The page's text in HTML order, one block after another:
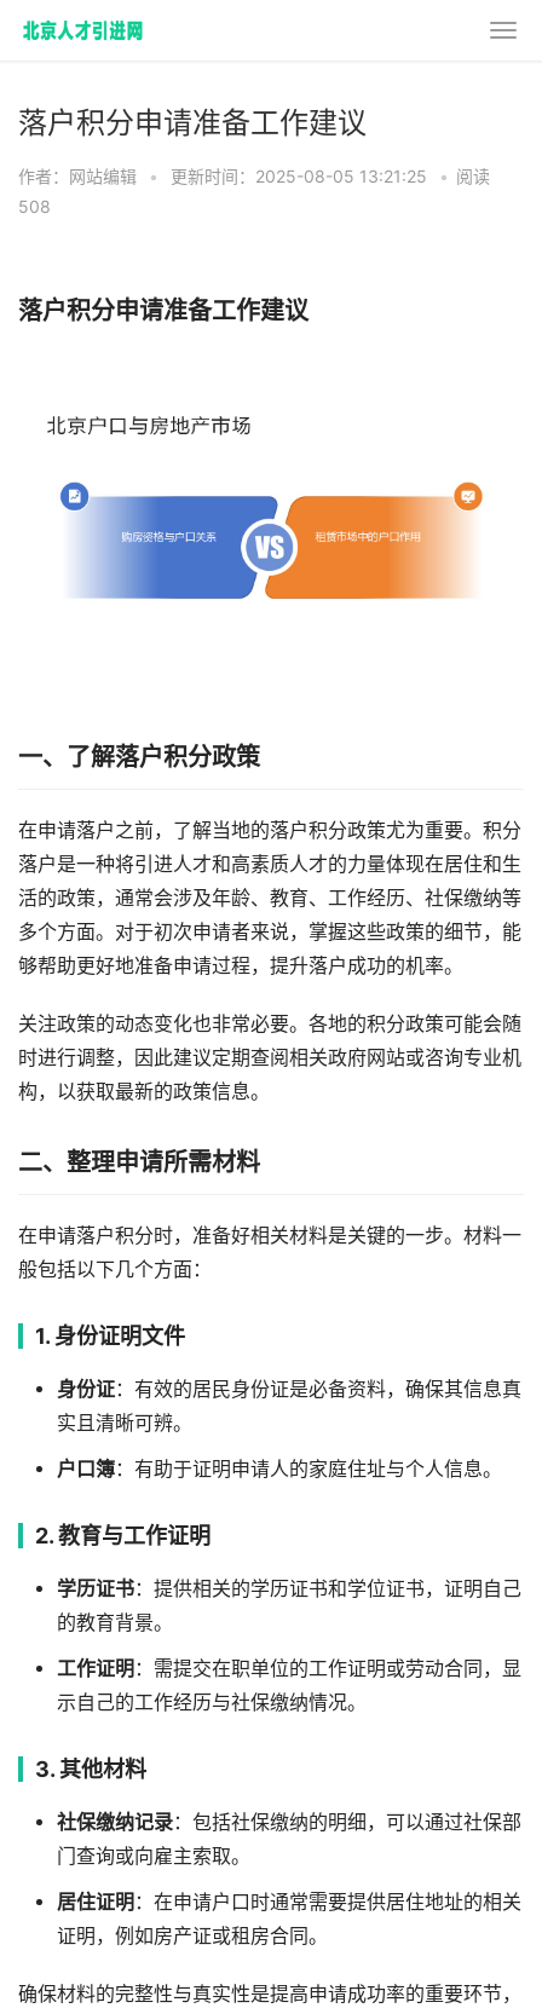
落户积分申请准备工作建议
作者：网站编辑 • 更新时间：2025-08-05 13:21:25 • 阅读
508
落户积分申请准备工作建议
一、了解落户积分政策
在申请落户之前，了解当地的落户积分政策尤为重要。积分
落户是一种将引进人才和高素质人才的力量体现在居住和生
活的政策，通常会涉及年龄、教育、工作经历、社保缴纳等
多个方面。对于初次申请者来说，掌握这些政策的细节，能
够帮助更好地准备申请过程，提升落户成功的机率。
关注政策的动态变化也非常必要。各地的积分政策可能会随
时进行调整，因此建议定期查阅相关政府网站或咨询专业机
构，以获取最新的政策信息。
二、整理申请所需材料
在申请落户积分时，准备好相关材料是关键的一步。材料一
般包括以下几个方面：
1. 身份证明文件
身份证：有效的居民身份证是必备资料，确保其信息真
实且清晰可辨。
户口簿：有助于证明申请人的家庭住址与个人信息。
2. 教育与工作证明
学历证书：提供相关的学历证书和学位证书，证明自己
的教育背景。
工作证明 ：需提交在职单位的工作证明或劳动合同，显
示自己的工作经历与社保缴纳情况。
3. 其他材料
社保缴纳记录：包括社保缴纳的明细，可以通过社保部
门查询或向雇主索取。
居住证明 ：在申请户口时通常需要提供居住地址的相关
证明，例如房产证或租房合同。
确保材料的完整性与真实性是提高申请成功率的重要环节，